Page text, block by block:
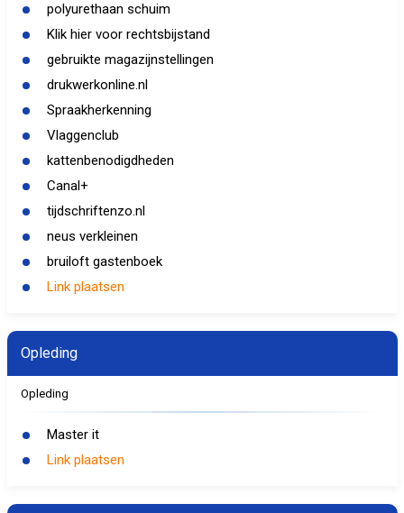
polyurethaan schuim
Klik hier voor rechtsbijstand
gebruikte magazijnstellingen
drukwerkonline.nl
Spraakherkenning
Vlaggenclub
kattenbenodigdheden
Canal+
tijdschriftenzo.nl
neus verkleinen
bruiloft gastenboek
Link plaatsen
Opleding
Opleding
Master it
Link plaatsen